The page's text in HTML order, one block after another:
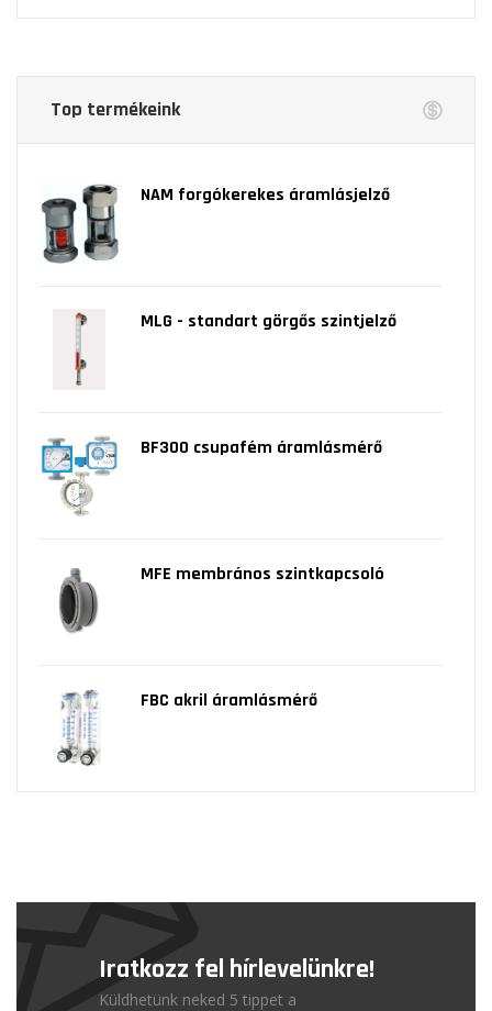
Top termékeink
NAM forgókerekes áramlásjelző
MLG - standart görgős szintjelző
BF300 csupafém áramlásmérő
MFE membrános szintkapcsoló
FBC akril áramlásmérő
Iratkozz fel hírlevelünkre!
Küldhetünk neked 5 tippet a